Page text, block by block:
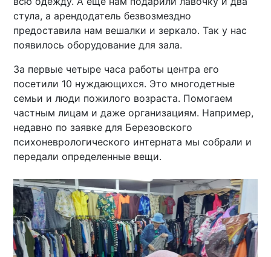
стула, а арендодатель безвозмездно
предоставила нам вешалки и зеркало. Так у нас
появилось оборудование для зала.
За первые четыре часа работы центра его
посетили 10 нуждающихся. Это многодетные
семьи и люди пожилого возраста. Помогаем
частным лицам и даже организациям. Например,
недавно по заявке для Березовского
психоневрологического интерната мы собрали и
передали определенные вещи.